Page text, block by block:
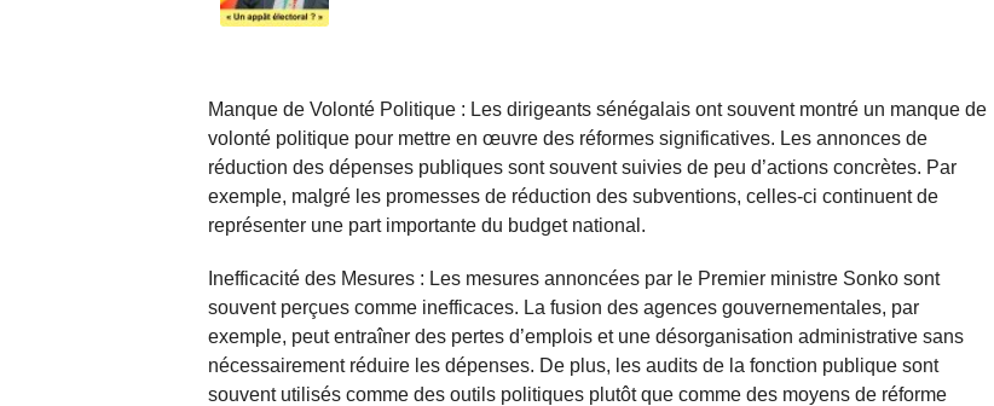
Manque de Volonté Politique : Les dirigeants sénégalais ont souvent montré un manque de
volonté politique pour mettre en œuvre des réformes significatives. Les annonces de
réduction des dépenses publiques sont souvent suivies de peu d’actions concrètes. Par
exemple, malgré les promesses de réduction des subventions, celles-ci continuent de
représenter une part importante du budget national.
Inefficacité des Mesures : Les mesures annoncées par le Premier ministre Sonko sont
souvent perçues comme inefficaces. La fusion des agences gouvernementales, par
exemple, peut entraîner des pertes d’emplois et une désorganisation administrative sans
nécessairement réduire les dépenses. De plus, les audits de la fonction publique sont
souvent utilisés comme des outils politiques plutôt que comme des moyens de réforme